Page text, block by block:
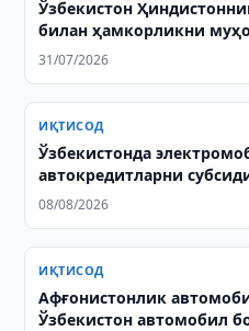
Ўзбекистон
билан ҳамкорликни
31/07/2026
ИҚТИСОД
Ўзбекистонда
автокредитларни
08/08/2026
ИҚТИСОД
Афғонистонлик
Ўзбекистон автомобил